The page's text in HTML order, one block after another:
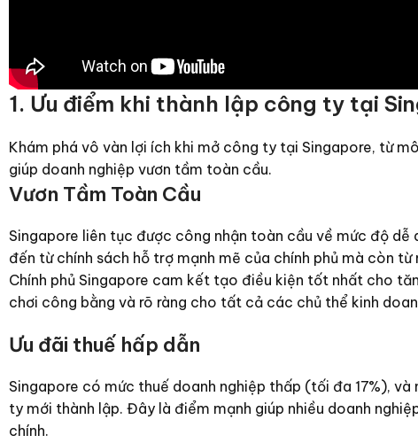
1. Ưu điểm khi thành lập công ty tại
Khám phá vô vàn lợi ích khi mở công ty tại Singapore, từ
giúp doanh nghiệp vươn tầm toàn cầu.
Vươn Tầm Toàn Cầu
Singapore liên tục được công nhận toàn cầu về mức độ
đến từ chính sách hỗ trợ mạnh mẽ của chính phủ mà còn
Chính phủ Singapore cam kết tạo điều kiện tốt nhất cho
chơi công bằng và rõ ràng cho tất cả các chủ thể kinh
Ưu đãi thuế hấp dẫn
Singapore có mức thuế doanh nghiệp thấp (tối đa 17%),
ty mới thành lập. Đây là điểm mạnh giúp nhiều doanh
chính.